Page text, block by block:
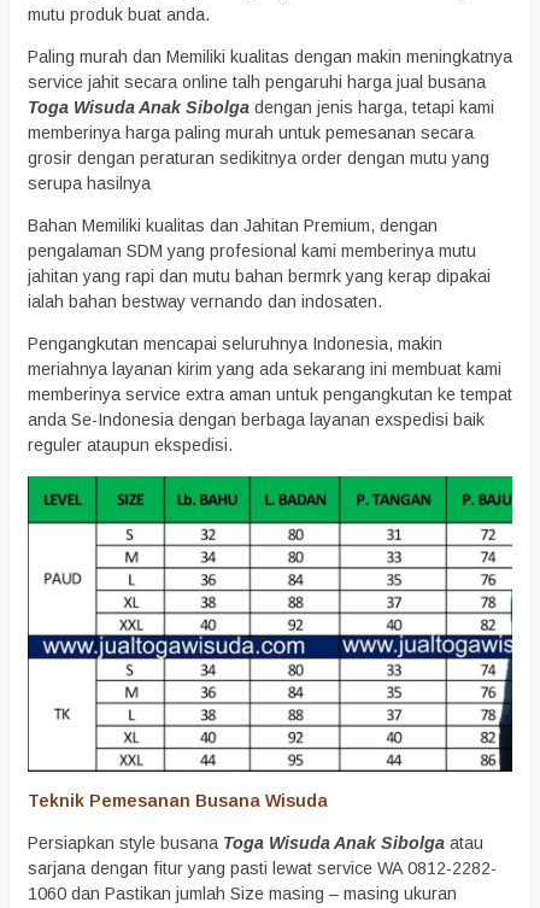
mutu produk buat anda.
Paling murah dan Memiliki kualitas dengan makin meningkatnya
service jahit secara online talh pengaruhi harga jual busana
Toga Wisuda Anak Sibolga dengan jenis harga, tetapi kami
memberinya harga paling murah untuk pemesanan secara
grosir dengan peraturan sedikitnya order dengan mutu yang
serupa hasilnya
Bahan Memiliki kualitas dan Jahitan Premium, dengan
pengalaman SDM yang profesional kami memberinya mutu
jahitan yang rapi dan mutu bahan bermrk yang kerap dipakai
ialah bahan bestway vernando dan indosaten.
Pengangkutan mencapai seluruhnya Indonesia, makin
meriahnya layanan kirim yang ada sekarang ini membuat kami
memberinya service extra aman untuk pengangkutan ke tempat
anda Se-Indonesia dengan berbaga layanan exspedisi baik
reguler ataupun ekspedisi.
Teknik Pemesanan Busana Wisuda
Persiapkan style busana Toga Wisuda Anak Sibolga atau
sarjana dengan fitur yang pasti lewat service WA 0812-2282-
1060 dan Pastikan jumlah Size masing – masing ukuran